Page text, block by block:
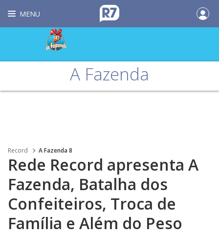
MENU
A Fazenda
Record A Fazenda 8
Rede Record apresenta A
Fazenda, Batalha dos
Confeiteiros, Troca de
Família e Além do Peso